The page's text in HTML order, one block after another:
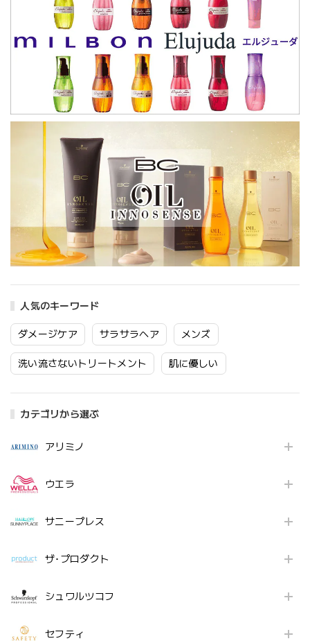
人気のキーワード
ダメージケア サラサラヘア メンズ
洗い流さないトリートメント 肌に優しい
カテゴリから選ぶ
アリミノ
ウエラ
サニープレス
ザ･プロダクト
シュワルツコフ
セフティ